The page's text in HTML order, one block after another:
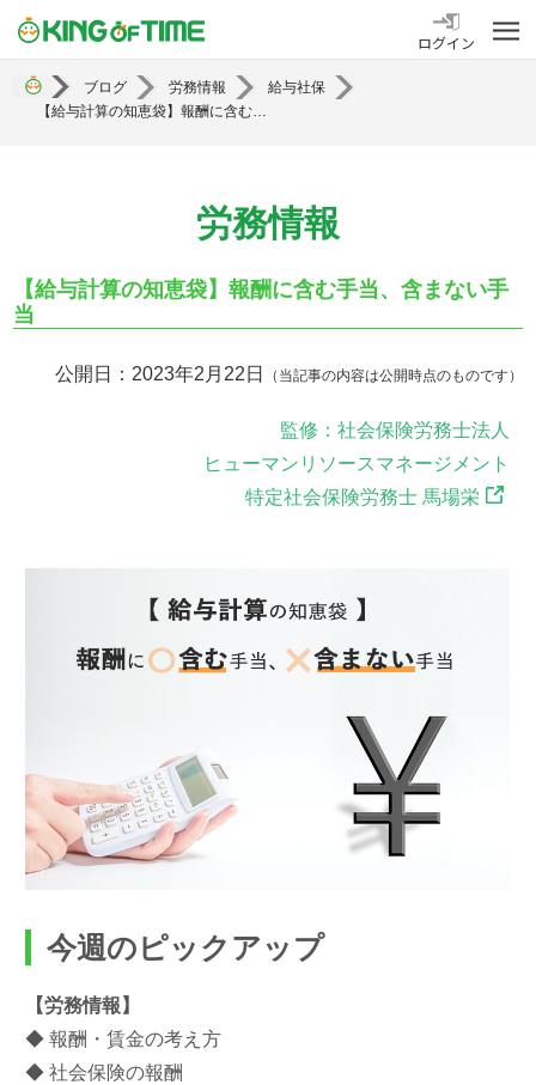
勤怠管理システム KING OF TIME
ログイン
ブログ 労務情報
給与社保
【給与計算の知恵袋】報酬に含む手当、含まない手当
労務情報
【給与計算の知恵袋】報酬に含む手当、含まない手
当
公開日：2023年2月22日 （当記事の内容は公開時点のものです）
監修：社会保険労務士法人
ヒューマンリソースマネージメント
特定社会保険労務士 馬場栄
今週のピックアップ
【労務情報】
◆ 報酬・賃金の考え方
◆ 社会保険の報酬